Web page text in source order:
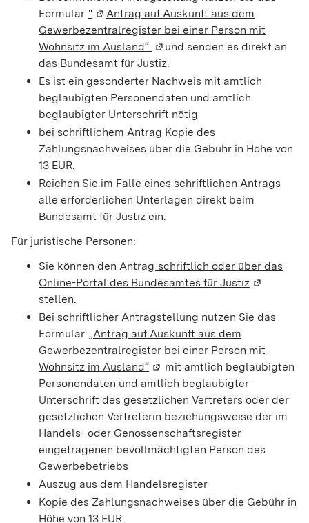
Formular " (Wird in einem neuen Fenster geöffnet)
Antrag auf Auskunft aus dem
Gewerbezentralregister bei einer Person mit
Wohnsitz im Ausland“ (Wird in einem neuen Fenster
und senden es direkt an
das Bundesamt für Justiz.
Es ist ein gesonderter Nachweis mit amtlich
beglaubigten Personendaten und amtlich
beglaubigter Unterschrift nötig
bei schriftlichem Antrag Kopie des
Zahlungsnachweises über die Gebühr in Höhe von
13 EUR.
Reichen Sie im Falle eines schriftlichen Antrags
alle erforderlichen Unterlagen direkt beim
Bundesamt für Justiz ein.
Für juristische Personen:
Sie können den Antrag schriftlich oder über das
Online-Portal des Bundesamtes für Justiz (Wird in
stellen.
Bei schriftlicher Antragstellung nutzen Sie das
Formular „Antrag auf Auskunft aus dem
Gewerbezentralregister bei einer Person mit
Wohnsitz im Ausland“ (Wird in einem neuen Fenster
mit amtlich beglaubigten
Personendaten und amtlich beglaubigter
Unterschrift des gesetzlichen Vertreters oder der
gesetzlichen Vertreterin beziehungsweise der im
Handels- oder Genossenschaftsregister
eingetragenen bevollmächtigten Person des
Gewerbebetriebs
Auszug aus dem Handelsregister
Kopie des Zahlungsnachweises über die Gebühr in
Höhe von 13 EUR.